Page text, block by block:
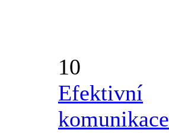
10
Efektivní
komunikace